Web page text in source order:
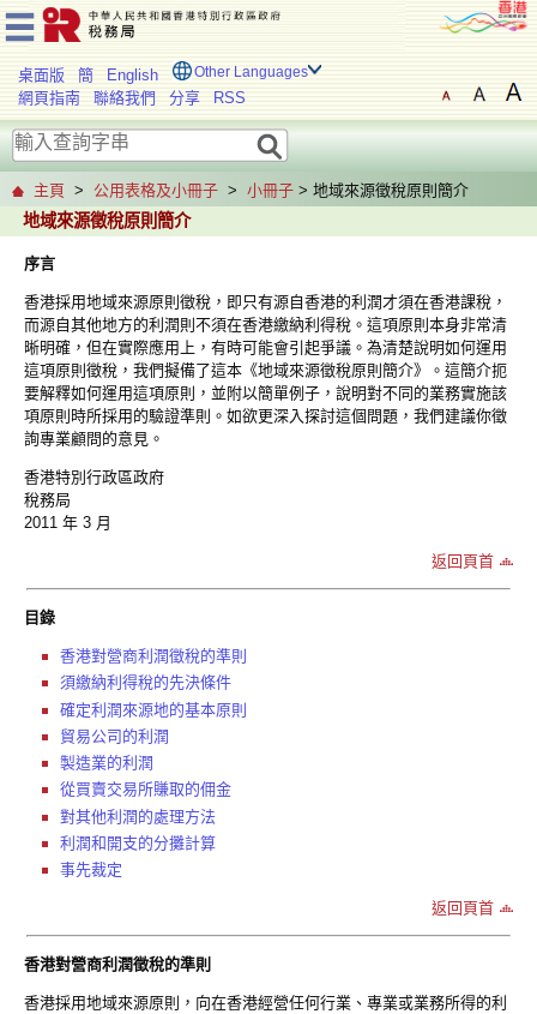
桌面版 簡 English Other Languages
網頁指南 聯絡我們 分享 RSS
主頁 > 公用表格及小冊子 > 小冊子 > 地域來源徵稅原則簡介
地域來源徵稅原則簡介
序言
香港採用地域來源原則徵稅，即只有源自香港的利潤才須在香港課稅，
而源自其他地方的利潤則不須在香港繳納利得稅。這項原則本身非常清
晰明確，但在實際應用上，有時可能會引起爭議。為清楚說明如何運用
這項原則徵稅，我們擬備了這本《地域來源徵稅原則簡介》。這簡介扼
要解釋如何運用這項原則，並附以簡單例子，說明對不同的業務實施該
項原則時所採用的驗證準則。如欲更深入探討這個問題，我們建議你徵
詢專業顧問的意見。
香港特別行政區政府
稅務局
2011 年 3 月
返回頁首
目錄
香港對營商利潤徵稅的準則
須繳納利得稅的先決條件
確定利潤來源地的基本原則
貿易公司的利潤
製造業的利潤
從買賣交易所賺取的佣金
對其他利潤的處理方法
利潤和開支的分攤計算
事先裁定
返回頁首
香港對營商利潤徵稅的準則
香港採用地域來源原則，向在香港經營任何行業、專業或業務所得的利